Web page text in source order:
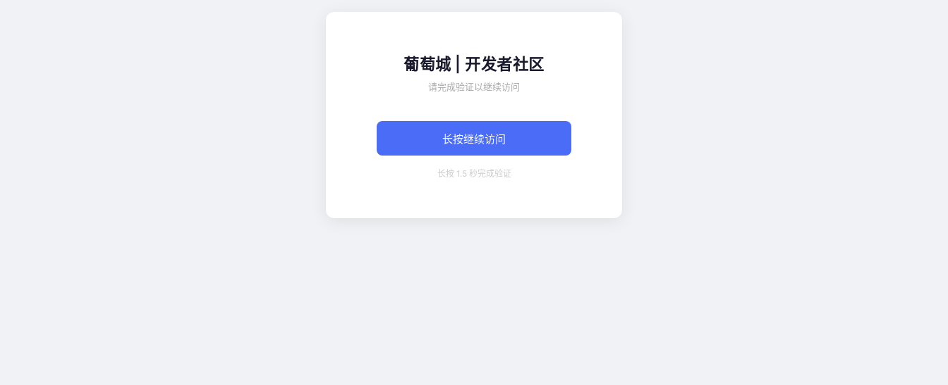
葡萄城 | 开发者社区
请完成验证以继续访问
长按继续访问
长按 1.5 秒完成验证